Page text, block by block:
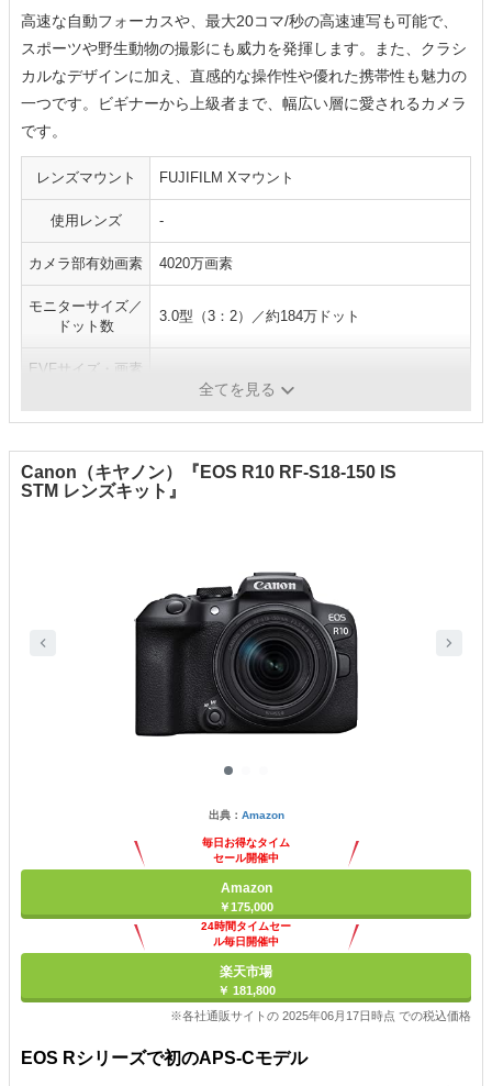
高速な自動フォーカスや、最大20コマ/秒の高速連写も可能で、
スポーツや野生動物の撮影にも威力を発揮します。また、クラシ
カルなデザインに加え、直感的な操作性や優れた携帯性も魅力の
一つです。ビギナーから上級者まで、幅広い層に愛されるカメラ
です。
レンズマウント FUJIFILM Xマウント
使用レンズ -
カメラ部有効画素 4020万画素
モニターサイズ／
ドット数
3.0型（3：2）／約184万ドット
EVFサイズ・画素
0.5型／約369万ドット
全てを見る
Canon（キヤノン）『EOS R10 RF-S18-150 IS
STM レンズキット』
出典： Amazon
毎日お得なタイム
セール開催中
Amazon
￥175,000
24時間タイムセー
ル毎日開催中
楽天市場
￥ 181,800
※各社通販サイトの 2025年06月17日時点 での税込価格
EOS Rシリーズで初のAPS-Cモデル